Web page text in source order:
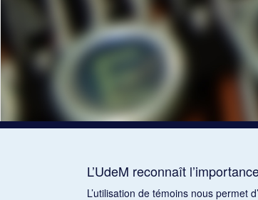
L’UdeM reconnaît
L’utilisation de témoins nous